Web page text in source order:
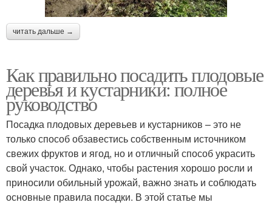
читать дальше →
Как правильно посадить плодовые
деревья и кустарники: полное
руководство
Посадка плодовых деревьев и кустарников – это не
только способ обзавестись собственным источником
свежих фруктов и ягод, но и отличный способ украсить
свой участок. Однако, чтобы растения хорошо росли и
приносили обильный урожай, важно знать и соблюдать
основные правила посадки. В этой статье мы